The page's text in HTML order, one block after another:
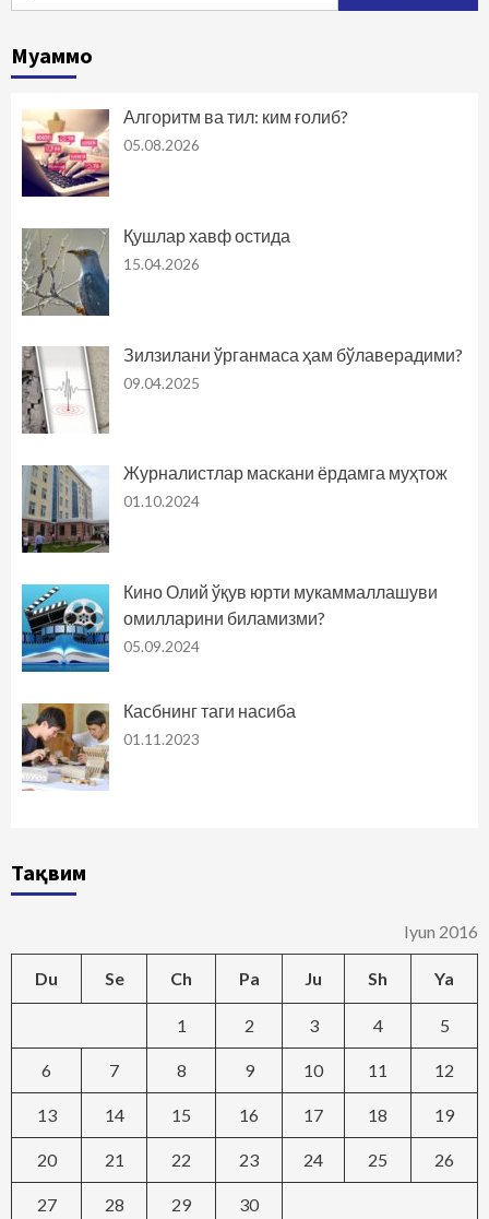
Муаммо
Алгоритм ва тил: ким ғолиб?
05.08.2026
Қушлар хавф остида
15.04.2026
Зилзилани ўрганмаса ҳам бўлаверадими?
09.04.2025
Журналистлар маскани ёрдамга муҳтож
01.10.2024
Кино Олий ўқув юрти мукаммаллашуви
омилларини биламизми?
05.09.2024
Касбнинг таги насиба
01.11.2023
Тақвим
Iyun 2016
Du Se Ch Pa Ju Sh Ya
1 2 3 4 5
6 7 8 9 10 11 12
13 14 15 16 17 18 19
20 21 22 23 24 25 26
27 28 29 30